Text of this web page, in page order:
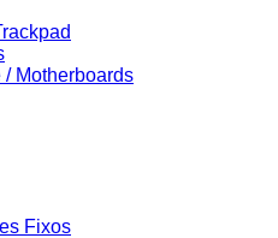
/ Motherboards
Fixos